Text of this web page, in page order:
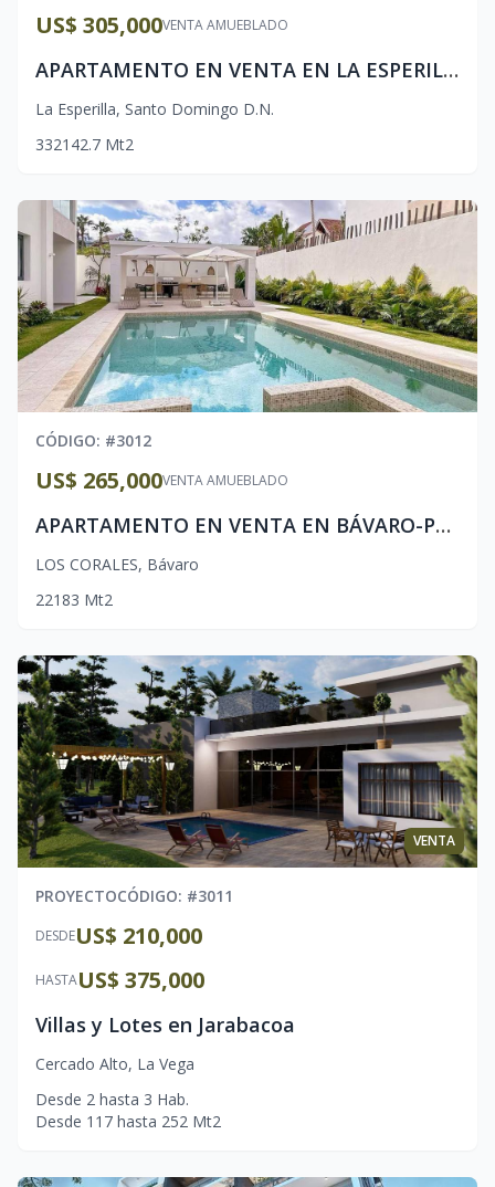
VENTA AMUEBLADO
US$ 305,000
APARTAMENTO EN VENTA EN LA ESPERILLA-SANTO DOMINGO
La Esperilla, Santo Domingo D.N.
332142.7 Mt2
CÓDIGO: #3012
VENTA AMUEBLADO
US$ 265,000
APARTAMENTO EN VENTA EN BÁVARO-PUNTA CANA
LOS CORALES, Bávaro
22183 Mt2
VENTA
PROYECTOCÓDIGO: #3011
DESDEUS$ 210,000
HASTAUS$ 375,000
Villas y Lotes en Jarabacoa
Cercado Alto, La Vega
Desde 2 hasta 3 Hab.
Desde 117 hasta 252 Mt2